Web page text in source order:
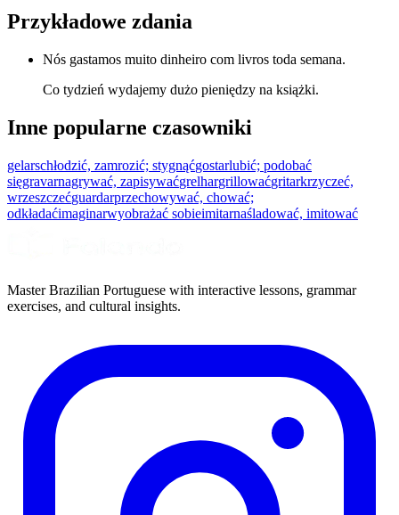
Przykładowe zdania
Nós gastamos muito dinheiro com livros toda semana.
Co tydzień wydajemy dużo pieniędzy na książki.
Inne popularne czasowniki
gelarschłodzić, zamrozić; stygnąćgostarlubić; podobać
sięgravarnagrywać, zapisywaćgrelhargrillowaćgritarkrzyczeć,
wrzeszczećguardarprzechowywać, chować;
odkładaćimaginarwyobrażać sobieimitarnaśladować, imitować
Master Brazilian Portuguese with interactive lessons, grammar
exercises, and cultural insights.